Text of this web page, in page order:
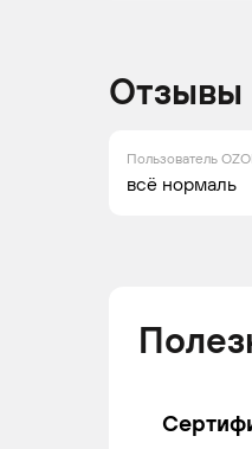
Отзывы
Пользователь
всё нормаль